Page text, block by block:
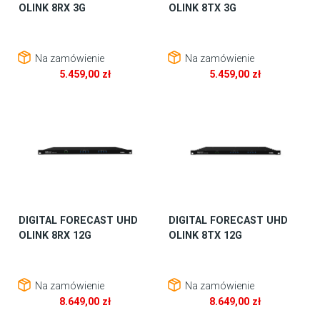
OLINK 8RX 3G
Na zamówienie
5.459,00 zł
OLINK 8TX 3G
Na zamówienie
5.459,00 zł
DIGITAL FORECAST UHD
OLINK 8RX 12G
Na zamówienie
8.649,00 zł
DIGITAL FORECAST UHD
OLINK 8TX 12G
Na zamówienie
8.649,00 zł